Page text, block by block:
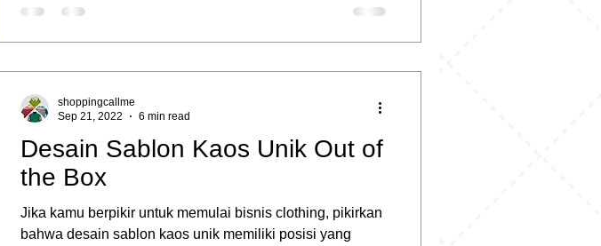
Desain Sablon Kaos Unik Out of
the Box
Jika kamu berpikir untuk memulai bisnis clothing, pikirkan
bahwa desain sablon kaos unik memiliki posisi yang
shoppingcallme
Sep 21, 2022
6 min read